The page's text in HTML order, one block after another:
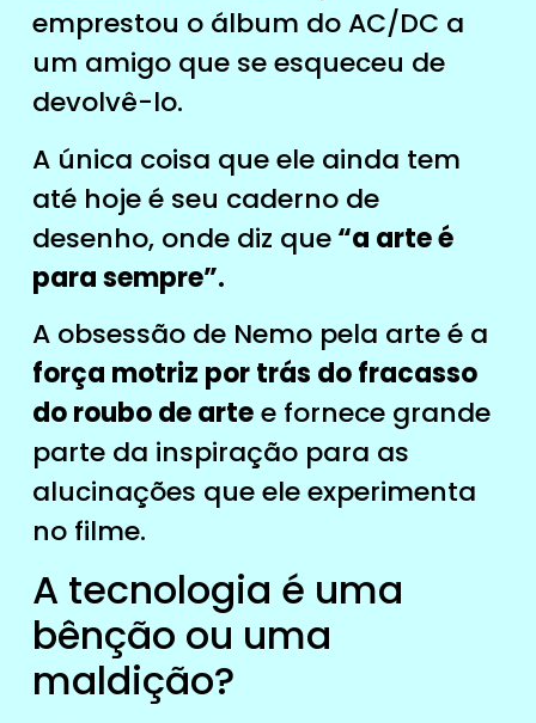
emprestou o álbum do AC/DC a
um amigo que se esqueceu de
devolvê-lo.
A única coisa que ele ainda tem
até hoje é seu caderno de
desenho, onde diz que“a arte é
para sempre”.
A obsessão de Nemo pela arte é a
força motriz por trás do fracasso
do roubo de artee fornece grande
parte da inspiração para as
alucinações que ele experimenta
no filme.
A tecnologia é uma
bênção ou uma
maldição?